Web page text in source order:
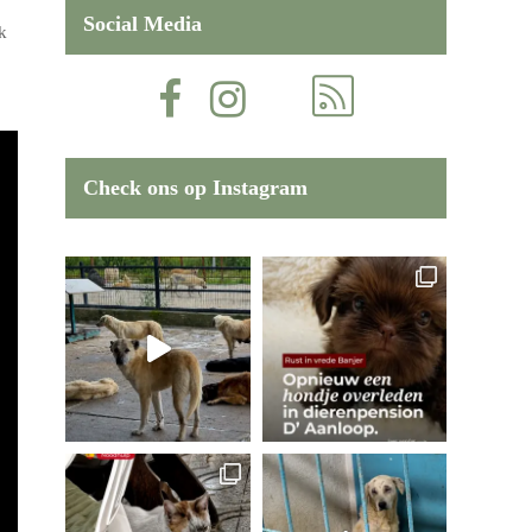
Social Media
Check ons op Instagram